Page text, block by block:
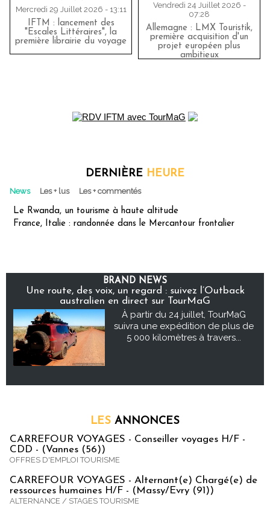
Mercredi 29 Juillet 2026 - 13:11
IFTM : lancement des
"Escales Littéraires", la
première librairie du voyage
Vendredi 24 Juillet 2026 -
07:28
Allemagne : LMX Touristik,
première acquisition d'un
projet européen plus
ambitieux
DERNIÈRE HEURE
News Les + lus Les + commentés
Le Rwanda, un tourisme à haute altitude
France, Italie : randonnée dans le Mercantour frontalier
BRAND NEWS
Une route, des voix, un regard : suivez l’Outback
australien en direct sur TourMaG
À partir du 24 juillet, TourMaG
suivra une expédition de plus de
5 000 kilomètres à travers...
LES ANNONCES
CARREFOUR VOYAGES - Conseiller voyages H/F -
CDD - (Vannes (56))
OFFRES D'EMPLOI TOURISME
CARREFOUR VOYAGES - Alternant(e) Chargé(e) de
ressources humaines H/F - (Massy/Evry (91))
ALTERNANCE / STAGES TOURISME